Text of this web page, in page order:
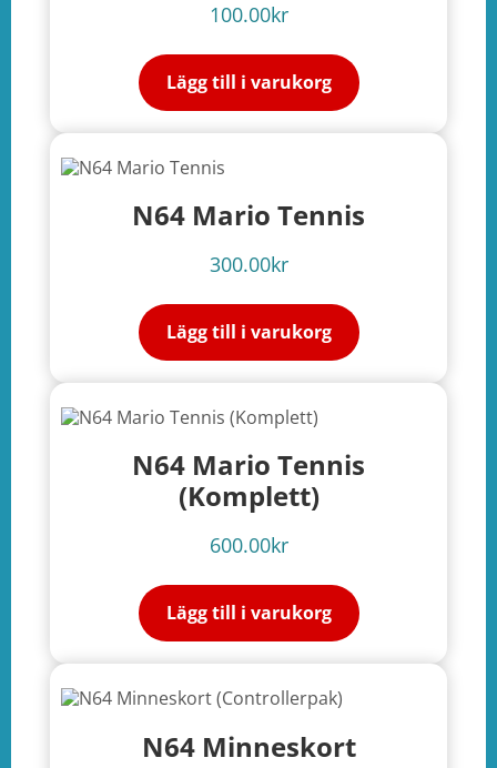
100.00kr
Lägg till i varukorg
N64 Mario Tennis
300.00kr
Lägg till i varukorg
N64 Mario Tennis
(Komplett)
600.00kr
Lägg till i varukorg
N64 Minneskort